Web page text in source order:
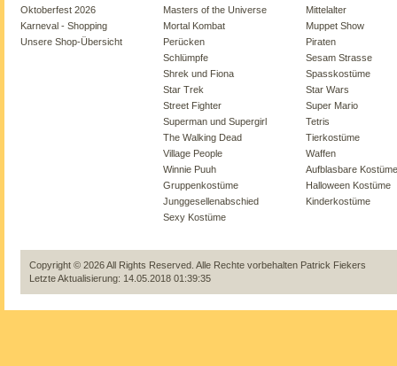
Oktoberfest 2026
Karneval - Shopping
Unsere Shop-Übersicht
Masters of the Universe
Mittelalter
Mortal Kombat
Muppet Show
Perücken
Piraten
Schlümpfe
Sesam Strasse
Shrek und Fiona
Spasskostüme
Star Trek
Star Wars
Street Fighter
Super Mario
Superman und Supergirl
Tetris
The Walking Dead
Tierkostüme
Village People
Waffen
Winnie Puuh
Aufblasbare Kostüme
Gruppenkostüme
Halloween Kostüme
Junggesellenabschied
Kinderkostüme
Sexy Kostüme
Copyright © 2026 All Rights Reserved. Alle Rechte vorbehalten Patrick Fiekers
Letzte Aktualisierung: 14.05.2018 01:39:35